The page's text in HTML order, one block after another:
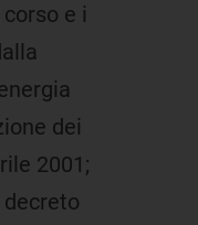
e i
dei
2001;